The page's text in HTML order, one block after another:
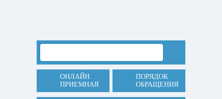
ОНЛАЙН
ПРИЕМНАЯ
ПОРЯДОК
ОБРАЩЕНИЯ